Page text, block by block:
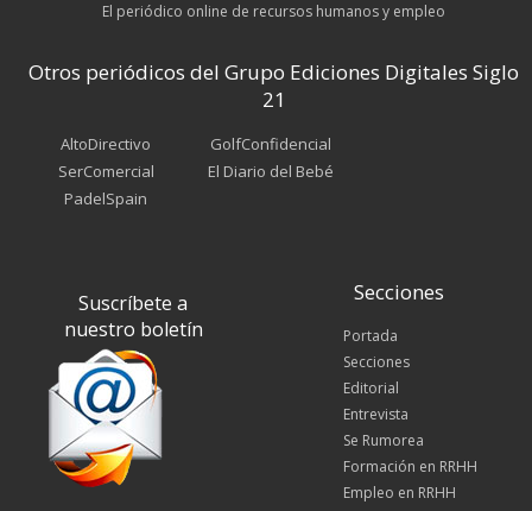
El periódico online de recursos humanos y empleo
Otros periódicos del Grupo Ediciones Digitales Siglo
21
AltoDirectivo
SerComercial
PadelSpain
GolfConfidencial
El Diario del Bebé
Suscríbete a
nuestro boletín
Secciones
Portada
Secciones
Editorial
Entrevista
Se Rumorea
Formación en RRHH
Empleo en RRHH